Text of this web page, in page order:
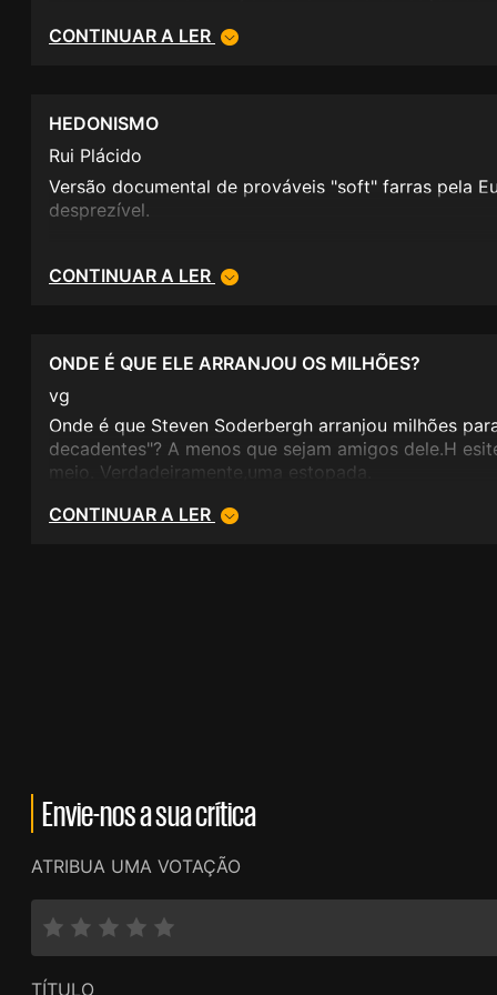
dúvida nenhuma, mas não chega para tapar uma
ser filme para se ver em DVD e nunca gastar os
CONTINUAR A LER
HEDONISMO
Rui Plácido
Versão documental de prováveis "soft" farras pela
desprezível.
CONTINUAR A LER
ONDE É QUE ELE ARRANJOU OS MILHÕES?
vg
Onde é que Steven Soderbergh arranjou milhões
decadentes"? A menos que sejam amigos dele.H
meio. Verdadeiramente,uma estopada.
CONTINUAR A LER
Envie-nos a sua crítica
ATRIBUA UMA VOTAÇÃO
TÍTULO